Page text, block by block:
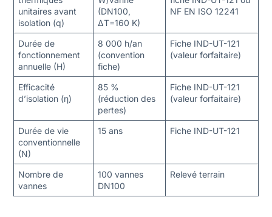
unitaires avant
isolation (q)
(DN100,
ΔT=160 K)
NF EN ISO 12241
Durée de
fonctionnement
annuelle (H)
8 000 h/an
(convention
fiche)
Fiche IND-UT-121
(valeur forfaitaire)
Efficacité
d’isolation (η)
85 %
(réduction des
pertes)
Fiche IND-UT-121
(valeur forfaitaire)
Durée de vie
conventionnelle
(N)
15 ans Fiche IND-UT-121
Nombre de
vannes
100 vannes
DN100
Relevé terrain